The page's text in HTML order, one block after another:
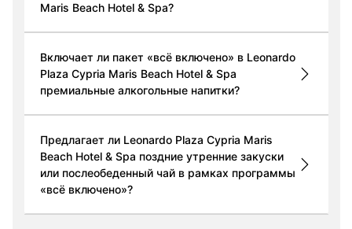
Maris Beach Hotel & Spa?
Включает ли пакет «всё включено» в Leonardo
Plaza Cypria Maris Beach Hotel & Spa
премиальные алкогольные напитки?
Предлагает ли Leonardo Plaza Cypria Maris
Beach Hotel & Spa поздние утренние закуски
или послеобеденный чай в рамках программы
«всё включено»?